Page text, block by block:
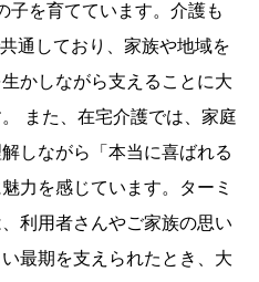
子を育てています。介護も
通しており、家族や地域を
かしながら支えることに大
また、在宅介護では、家庭
しながら「本当に喜ばれる
力を感じています。ターミ
利用者さんやご家族の思い
最期を支えられたとき、大